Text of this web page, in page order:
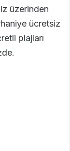
üzerinden
ücretsiz
plajları